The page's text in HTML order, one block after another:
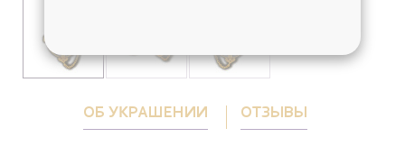
ОБ УКРАШЕНИИ ОТЗЫВЫ